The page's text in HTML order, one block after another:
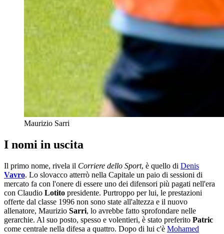
Maurizio Sarri
I nomi in uscita
Il primo nome, rivela il Corriere dello Sport, è quello di Denis
Vavro. Lo slovacco atterrò nella Capitale un paio di sessioni di
mercato fa con l'onere di essere uno dei difensori più pagati nell'era
con Claudio Lotito presidente. Purtroppo per lui, le prestazioni
offerte dal classe 1996 non sono state all'altezza e il nuovo
allenatore, Maurizio Sarri, lo avrebbe fatto sprofondare nelle
gerarchie. Al suo posto, spesso e volentieri, è stato preferito Patric
come centrale nella difesa a quattro. Dopo di lui c'è Mohamed